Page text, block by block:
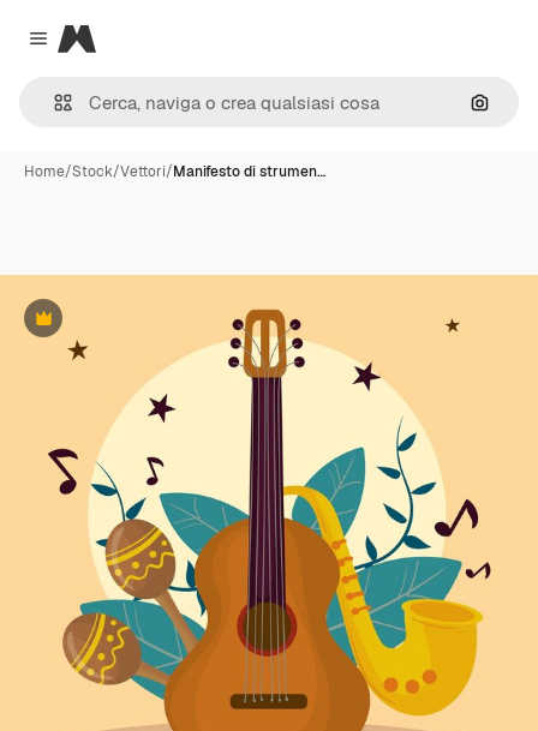
Close menu
Magnific
Cerca
Home/Stock/Vettori/Manifesto di strumen…
Premium